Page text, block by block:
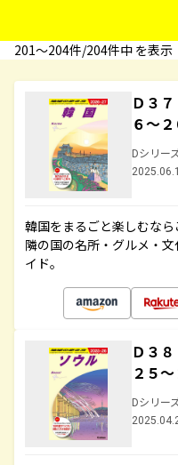
201〜204件/204件中 を表示
Ｄ３
６～
Dシリー
韓国をまるごと楽しむな
隣の国の名所・グルメ・
イド。
Ｄ３
２５
Dシリー